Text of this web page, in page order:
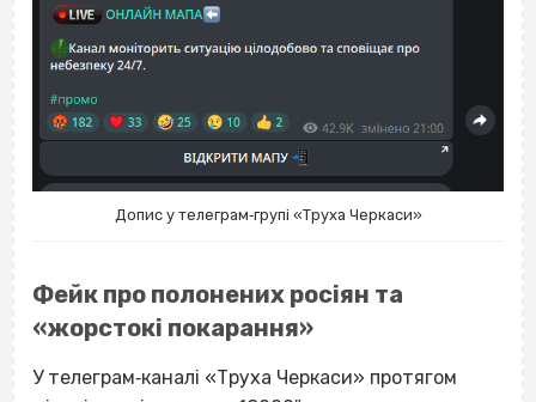
Допис у телеграм‐групі «Труха Черкаси»
Фейк про полонених росіян та
«жорстокі покарання»
У телеграм‐каналі «Труха Черкаси» протягом